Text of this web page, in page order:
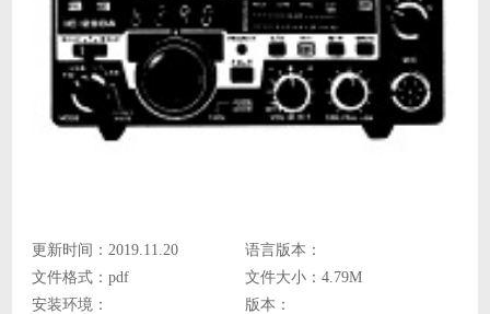
更新时间：2019.11.20
语言版本：
文件格式：pdf
文件大小：4.79M
安装环境：
版本：